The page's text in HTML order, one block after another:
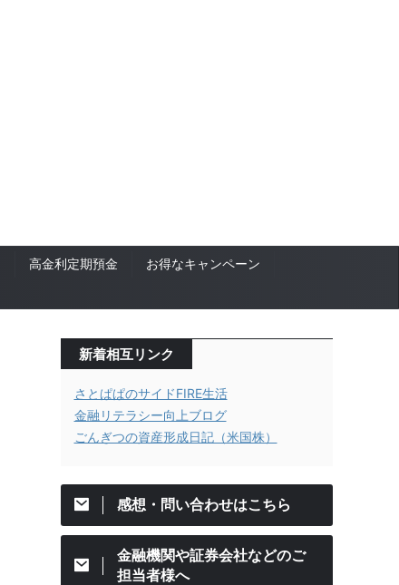
高金利定期預金
お得なキャンペーン
新着相互リンク
さとぱぱのサイドFIRE生活
金融リテラシー向上ブログ
ごんぎつの資産形成日記（米国株）
感想・問い合わせはこちら
金融機関や証券会社などのご
担当者様へ